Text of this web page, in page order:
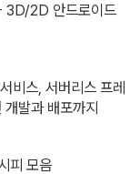
3D/2D 안드로이드
비스, 서버리스 프레
발과 배포까지
피 모음